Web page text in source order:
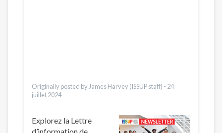
Originally posted by James Harvey (ISSUP staff) - 24
juillet 2024
Explorez la Lettre